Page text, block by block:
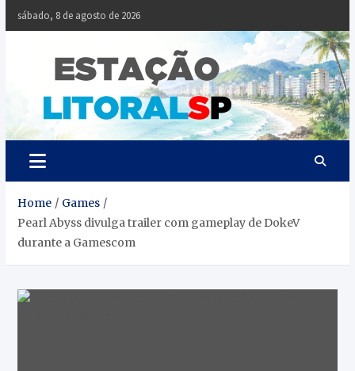
Skip
sábado, 8 de agosto de 2026
Litoral
Notícias da
Baixada Santista
Home
Games
Pearl Abyss divulga trailer com gameplay de DokeV
durante a Gamescom